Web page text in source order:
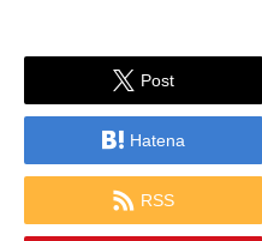
 Post
 Hatena
 RSS